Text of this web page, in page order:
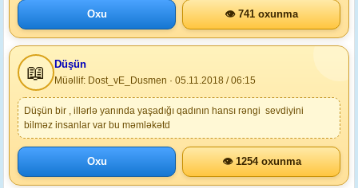
Oxu 👁 741 oxunma
📖 Düşün
Müəllif: Dost_vE_Dusmen · 05.11.2018 / 06:15
Düşün bir , illərlə yanında yaşadığı qadının hansı rəngi sevdiyini
bilməz insanlar var bu məmləkətd
Oxu 👁 1254 oxunma